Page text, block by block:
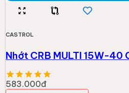
CASTROL